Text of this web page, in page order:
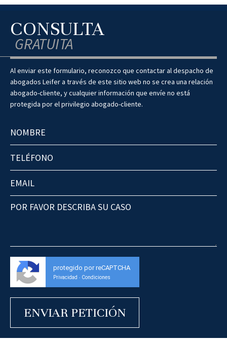
CONSULTA
GRATUITA
Al enviar este formulario, reconozco que contactar al despacho de
abogados Leifer a través de este sitio web no se crea una relación
abogado-cliente, y cualquier información que envíe no está
protegida por el privilegio abogado-cliente.
protegido por reCAPTCHA
Privacidad - Condiciones